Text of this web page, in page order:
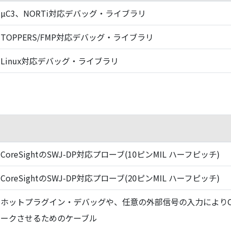
µC3、NORTi対応デバッグ・ライブラリ
TOPPERS/FMP対応デバッグ・ライブラリ
Linux対応デバッグ・ライブラリ
CoreSightのSWJ-DP対応プローブ(10ピンMIL ハーフピッチ)
CoreSightのSWJ-DP対応プローブ(20ピンMIL ハーフピッチ)
ホットプラグイン・デバッグや、任意の外部信号の入力により
ークさせるためのケーブル